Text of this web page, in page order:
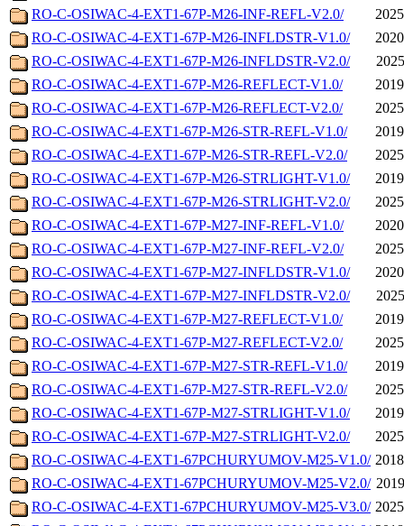
RO-C-OSIWAC-4-EXT1-67P-M26-INF-REFL-V2.0/
RO-C-OSIWAC-4-EXT1-67P-M26-INFLDSTR-V1.0/
RO-C-OSIWAC-4-EXT1-67P-M26-INFLDSTR-V2.0/
RO-C-OSIWAC-4-EXT1-67P-M26-REFLECT-V1.0/
RO-C-OSIWAC-4-EXT1-67P-M26-REFLECT-V2.0/
RO-C-OSIWAC-4-EXT1-67P-M26-STR-REFL-V1.0/
RO-C-OSIWAC-4-EXT1-67P-M26-STR-REFL-V2.0/
RO-C-OSIWAC-4-EXT1-67P-M26-STRLIGHT-V1.0/
RO-C-OSIWAC-4-EXT1-67P-M26-STRLIGHT-V2.0/
RO-C-OSIWAC-4-EXT1-67P-M27-INF-REFL-V1.0/
RO-C-OSIWAC-4-EXT1-67P-M27-INF-REFL-V2.0/
RO-C-OSIWAC-4-EXT1-67P-M27-INFLDSTR-V1.0/
RO-C-OSIWAC-4-EXT1-67P-M27-INFLDSTR-V2.0/
RO-C-OSIWAC-4-EXT1-67P-M27-REFLECT-V1.0/
RO-C-OSIWAC-4-EXT1-67P-M27-REFLECT-V2.0/
RO-C-OSIWAC-4-EXT1-67P-M27-STR-REFL-V1.0/
RO-C-OSIWAC-4-EXT1-67P-M27-STR-REFL-V2.0/
RO-C-OSIWAC-4-EXT1-67P-M27-STRLIGHT-V1.0/
RO-C-OSIWAC-4-EXT1-67P-M27-STRLIGHT-V2.0/
RO-C-OSIWAC-4-EXT1-67PCHURYUMOV-M25-V1.0/
RO-C-OSIWAC-4-EXT1-67PCHURYUMOV-M25-V2.0/
RO-C-OSIWAC-4-EXT1-67PCHURYUMOV-M25-V3.0/